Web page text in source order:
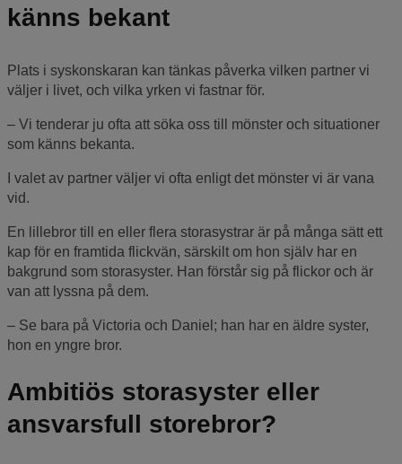
känns bekant
Plats i syskonskaran kan tänkas påverka vilken partner vi
väljer i livet, och vilka yrken vi fastnar för.
– Vi tenderar ju ofta att söka oss till mönster och situationer
som känns bekanta.
I valet av partner väljer vi ofta enligt det mönster vi är vana
vid.
En lillebror till en eller flera storasystrar är på många sätt ett
kap för en framtida flickvän, särskilt om hon själv har en
bakgrund som storasyster. Han förstår sig på flickor och är
van att lyssna på dem.
– Se bara på Victoria och Daniel; han har en äldre syster,
hon en yngre bror.
Ambitiös storasyster eller
ansvarsfull storebror?